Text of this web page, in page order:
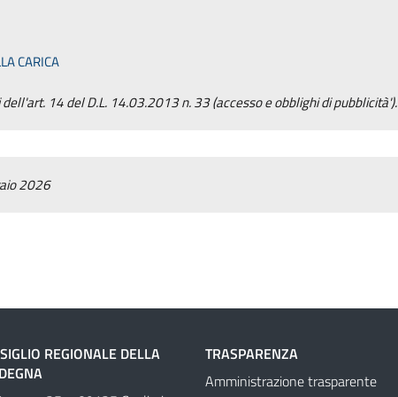
CARICA
14 del D.L. 14.03.2013 n. 33 (accesso e obblighi di pubblicità').
2026
REGIONALE DELLA
TRASPARENZA
Amministrazione trasparente